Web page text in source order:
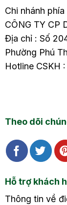
Chi nhánh
CÔNG TY CP
Địa chỉ : Số
Phường Phú
Hotline CSKH
Theo dõi
Hỗ trợ khách
Thông tin về